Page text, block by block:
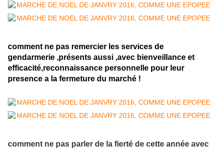
comment ne pas remercier les services de
gendarmerie ,présents aussi ,avec bienveillance et
efficacité,reconnaissance personnelle pour leur
presence a la fermeture du marché !
comment ne pas parler de la fierté de cette année avec